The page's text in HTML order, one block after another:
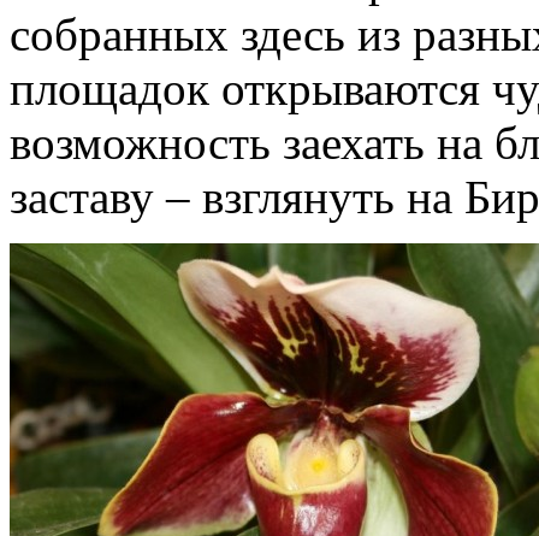
собранных здесь из
площадок открываются
возможность заехать на
заставу – взглянуть на